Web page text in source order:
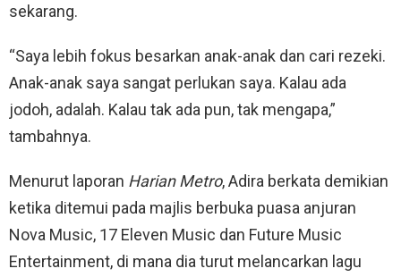
sekarang.
“Saya lebih fokus besarkan anak-anak dan cari rezeki.
Anak-anak saya sangat perlukan saya. Kalau ada
jodoh, adalah. Kalau tak ada pun, tak mengapa,”
tambahnya.
Menurut laporan Harian Metro, Adira berkata demikian
ketika ditemui pada majlis berbuka puasa anjuran
Nova Music, 17 Eleven Music dan Future Music
Entertainment, di mana dia turut melancarkan lagu